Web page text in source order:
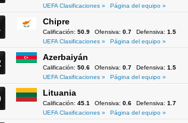
UEFA Clasificaciones »
Página del equipo »
Chipre
Calificación: 50.9 Ofensiva: 0.7 Defensiva: 1.5
UEFA Clasificaciones »
Página del equipo »
Azerbaiyán
Calificación: 50.6 Ofensiva: 0.7 Defensiva: 1.5
UEFA Clasificaciones »
Página del equipo »
Lituania
Calificación: 45.1 Ofensiva: 0.6 Defensiva: 1.7
UEFA Clasificaciones »
Página del equipo »